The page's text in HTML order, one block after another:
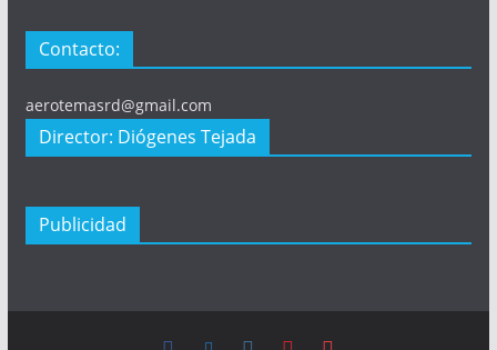
Contacto:
aerotemasrd@gmail.com
Director: Diógenes Tejada
Publicidad